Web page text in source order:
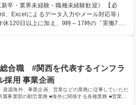
ただきます。 【会員管理・データ
住所変更、個人情報のシステム登録・更新
ータの照合確認 【問い合わせ対応】 ・会員
で残業少なめ
卒・業界未経験・職種未経験歓迎》 【必
、Excelによるデータ入力やメール対応等）
学院 大学 語学
総合職 #関西を代表するインフラ
用 事業企画
資源海外、事業企画、営業などの業務に従事していただ
事業部の勤労業務 ■海外に関係する各種業務 ■営業部